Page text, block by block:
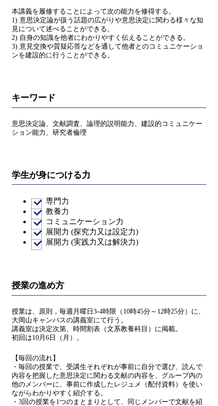
本講義を履修することによって次の能力を修得する。
1) 意思決定論が扱う話題の広がりや意思決定に関わる様々な知
見について述べることができる。
2) 自身の知識を他者にわかりやすく伝えることができる。
3) 意見交換や質疑応答などを通して他者とのコミュニケーショ
ンを建設的に行うことができる。
キーワード
意思決定論、文献調査、論理的説明能力、建設的コミュニケー
ション能力、研究者倫理
学生が身につける力
専門力
教養力
コミュニケーション力
展開力 (探究力又は設定力)
展開力 (実践力又は解決力)
授業の進め方
授業は、原則，毎週月曜日3-4時限（10時45分～12時25分）に、
大岡山キャンパスの講義室にて行う。
講義室は決定次第、時間割表（文系教養科目）に掲載。
初回は10月6日（月）。
【毎回の流れ】
・毎回の授業で、受講生それぞれが事前に自分で選び、読んで
内容を把握した意思決定に関わる文献の内容を、グループ内の
他のメンバーに、事前に作成したレジュメ（配付資料）を使い
ながらわかりやすく紹介する。
・3回の授業を1つのまとまりとして、同じメンバーで文献を紹